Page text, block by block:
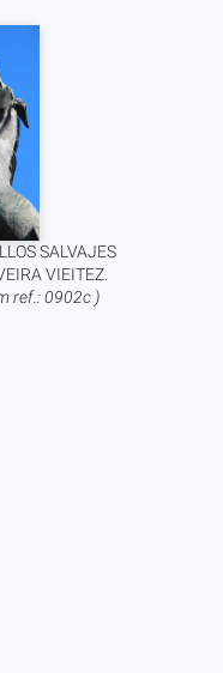
SALVAJES
VIEITEZ.
ref.: 0902c )